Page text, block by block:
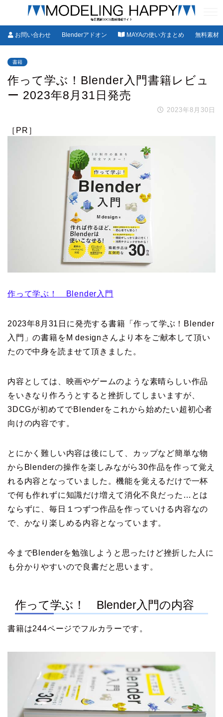
お問い合わせ Blenderアドオン MAYAの使い方まとめ 無料素材
書籍
作って学ぶ！Blender入門書籍レビュ
ー 2023年8月31日発売
2023年8月30日
［PR］
作って学ぶ！ Blender入門
2023年8月31日に発売する書籍「作って学ぶ！Blender
入門」の書籍をM designさんより本をご献本して頂い
たので中身を読ませて頂きました。
内容としては、映画やゲームのような素晴らしい作品
をいきなり作ろうとすると挫折してしまいますが、
3DCGが初めてでBlenderをこれから始めたい超初心者
向けの内容です。
とにかく難しい内容は後にして、カップなど簡単な物
からBlenderの操作を楽しみながら30作品を作って覚え
れる内容となっていました。機能を覚えるだけで一杯
で何も作れずに知識だけ増えて消化不良だった…とは
ならずに、毎日１つずつ作品を作っていける内容なの
で、かなり楽しめる内容となっています。
今までBlenderを勉強しようと思ったけど挫折した人に
も分かりやすいので良書だと思います。
作って学ぶ！ Blender入門の内容
書籍は244ページでフルカラーです。